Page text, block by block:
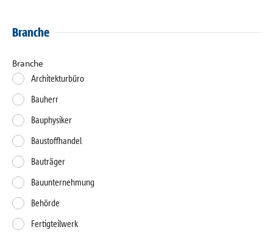
Branche
Branche
Architekturbüro
Bauherr
Bauphysiker
Baustoffhandel
Bauträger
Bauunternehmung
Behörde
Fertigteilwerk